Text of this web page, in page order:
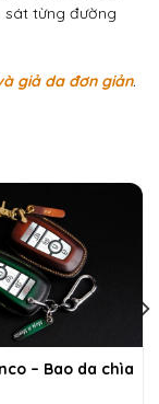
từng đường
giả da đơn giản.
– Bao da chìa